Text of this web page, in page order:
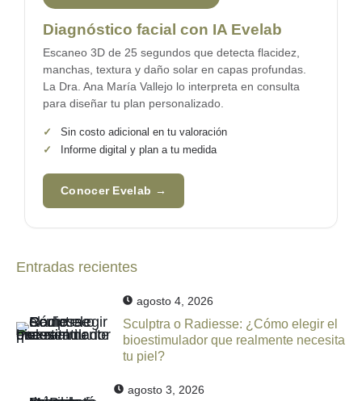
Diagnóstico facial con IA Evelab
Escaneo 3D de 25 segundos que detecta flacidez,
manchas, textura y daño solar en capas profundas.
La Dra. Ana María Vallejo lo interpreta en consulta
para diseñar tu plan personalizado.
✓
Sin costo adicional en tu valoración
✓
Informe digital y plan a tu medida
Conocer Evelab →
Entradas recientes
agosto 4, 2026
Sculptra o Radiesse: ¿Cómo elegir el
bioestimulador que realmente necesita
tu piel?
agosto 3, 2026